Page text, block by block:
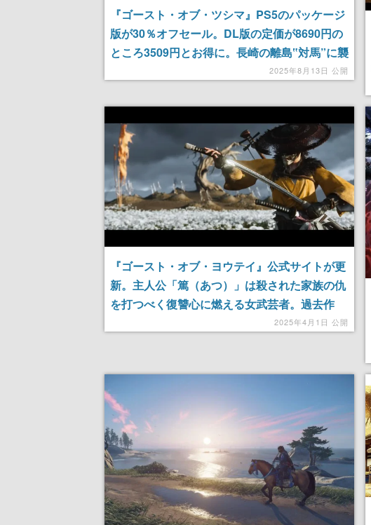
『ゴースト・オブ・ツシマ』PS5のパッケージ
版が30％オフセール。DL版の定価が8690円の
ところ3509円とお得に。長崎の離島‟対馬”に襲
撃してきたモンゴル軍と対峙する武士を描くオ
2025年8月13日 公開
『ゴースト・オブ・ヨウテイ』公式サイトが更
新。主人公「篤（あつ）」は殺された家族の仇
を打つべく復讐心に燃える女武芸者。過去作
『ゴースト・オブ・ツシマ』から新たに大太
2025年4月1日 公開